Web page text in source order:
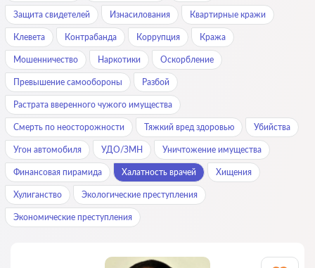
Защита свидетелей Изнасилования Квартирные кражи
Клевета Контрабанда Коррупция Кража
Мошенничество Наркотики Оскорбление
Превышение самообороны Разбой
Растрата вверенного чужого имущества
Смерть по неосторожности Тяжкий вред здоровью Убийства
Угон автомобиля УДО/ЗМН Уничтожение имущества
Финансовая пирамида Халатность врачей Хищения
Хулиганство Экологические преступления
Экономические преступления